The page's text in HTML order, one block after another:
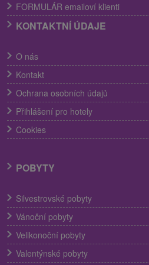
FORMULÁR emailoví klienti
KONTAKTNÍ ÚDAJE
O nás
Kontakt
Ochrana osobních údajů
Přihlášení pro hotely
Cookies
POBYTY
Silvestrovské pobyty
Vánoční pobyty
Velikonoční pobyty
Valentýnské pobyty